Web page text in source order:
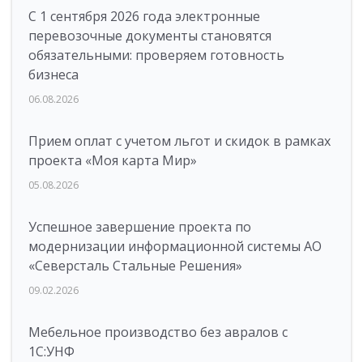
С 1 сентября 2026 года электронные
перевозочные документы становятся
обязательными: проверяем готовность
бизнеса
06.08.2026
Прием оплат с учетом льгот и скидок в рамках
проекта «Моя карта Мир»
05.08.2026
Успешное завершение проекта по
модернизации информационной системы АО
«Северсталь Стальные Решения»
09.02.2026
Мебельное производство без авралов с
1С:УНФ